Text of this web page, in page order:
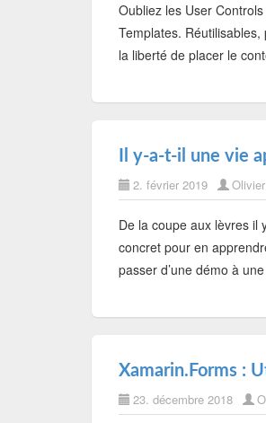
Oubliez les User
Templates.
la liberté de placer le
Il y-a-t-il une vie
2. février 2019 Olivier
De la coupe aux lèvres il
concret pour en
passer d’une démo à
Xamarin.Forms :
23. décembre 2018